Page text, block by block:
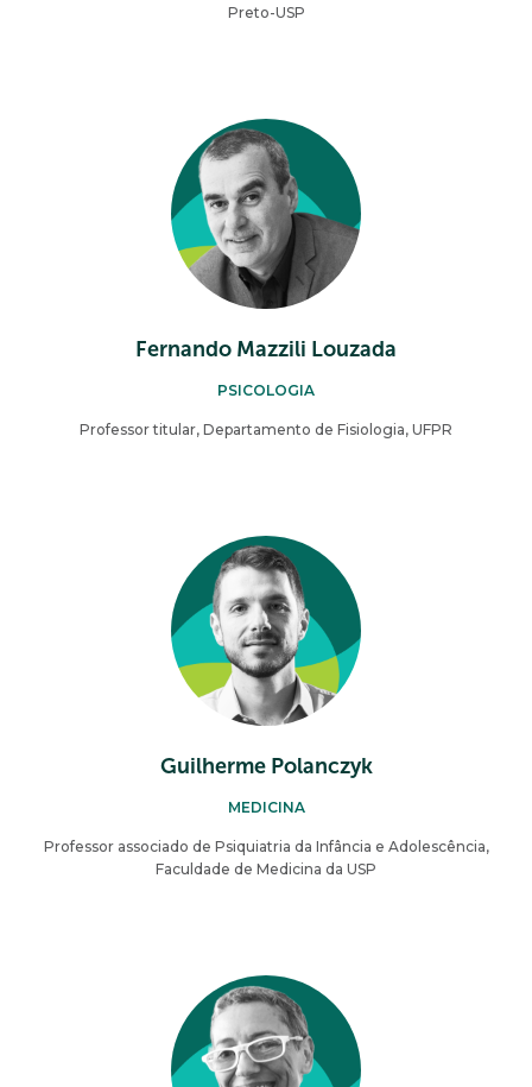
Preto-USP
Fernando Mazzili Louzada
PSICOLOGIA
Professor titular, Departamento de Fisiologia, UFPR
Guilherme Polanczyk
MEDICINA
Professor associado de Psiquiatria da Infância e Adolescência,
Faculdade de Medicina da USP